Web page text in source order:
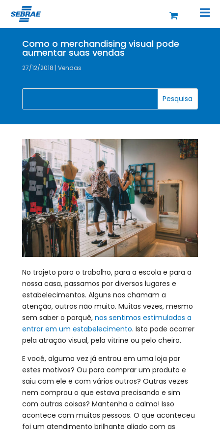
Como o merchandising visual pode
aumentar suas vendas
27/12/2018 | Vendas
No trajeto para o trabalho, para a escola e para a
nossa casa, passamos por diversos lugares e
estabelecimentos. Alguns nos chamam a
atenção, outros não muito. Muitas vezes, mesmo
sem saber o porquê, nos sentimos estimulados a
entrar em um estabelecimento. Isto pode ocorrer
pela atração visual, pela vitrine ou pelo cheiro.
E você, alguma vez já entrou em uma loja por
estes motivos? Ou para comprar um produto e
saiu com ele e com vários outros? Outras vezes
nem comprou o que estava precisando e sim
com outras coisas? Mantenha a calma! Isso
acontece com muitas pessoas. O que aconteceu
foi um atendimento brilhante aliado com as